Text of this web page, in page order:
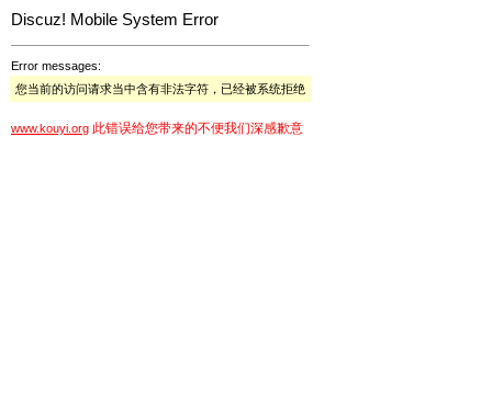
Discuz! Mobile System Error
Error messages:
您当前的访问请求当中含有非法字符，已经被系统拒绝
www.kouyi.org 此错误给您带来的不便我们深感歉意